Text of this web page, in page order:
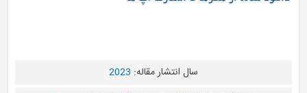
سال انتشار مقاله:2023